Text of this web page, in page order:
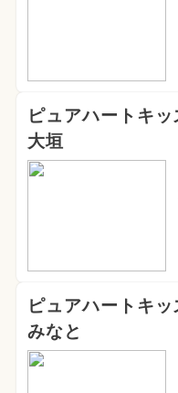
ピュアハートキ
大垣
ピュアハートキ
みなと